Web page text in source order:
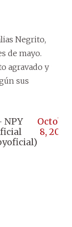
Negrito,
de mayo.
agravado y
sus
October
8, 2025